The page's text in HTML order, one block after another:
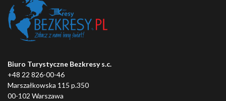
Biuro Turystyczne Bezkresy s.c.
+48 22 826-00-46
Marszałkowska 115 p.350
00-102 Warszawa